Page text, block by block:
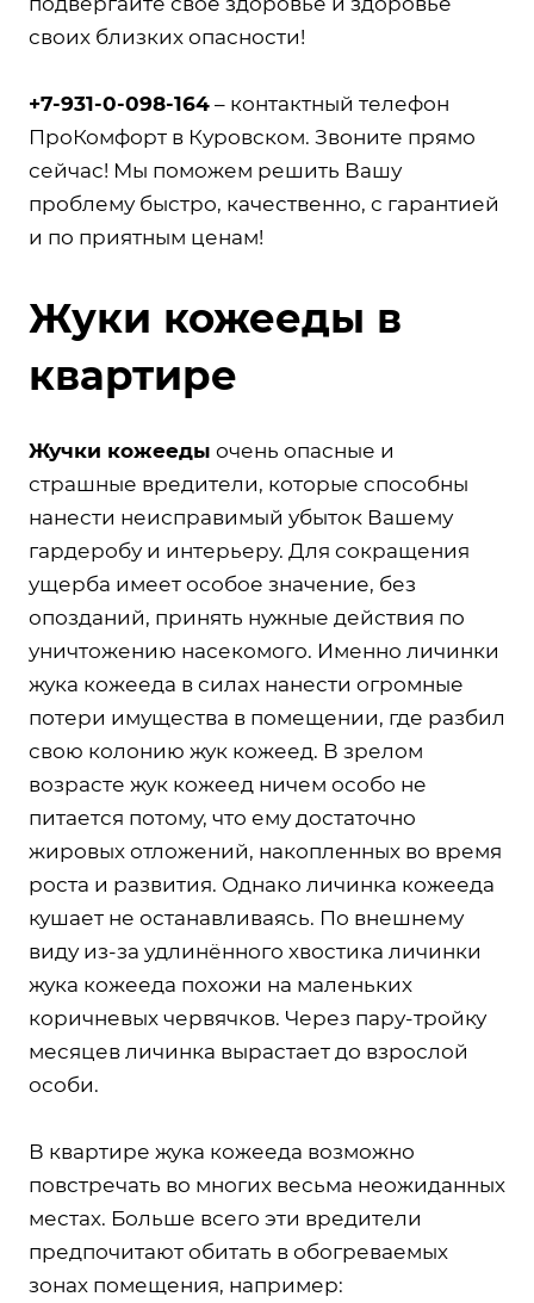
своих близких опасности!
+7-931-0-098-164 – контактный телефон
ПроКомфорт в Куровском. Звоните прямо
сейчас! Мы поможем решить Вашу
проблему быстро, качественно, с гарантией
и по приятным ценам!
Жуки кожееды в
квартире
Жучки кожееды очень опасные и
страшные вредители, которые способны
нанести неисправимый убыток Вашему
гардеробу и интерьеру. Для сокращения
ущерба имеет особое значение, без
опозданий, принять нужные действия по
уничтожению насекомого. Именно личинки
жука кожееда в силах нанести огромные
потери имущества в помещении, где разбил
свою колонию жук кожеед. В зрелом
возрасте жук кожеед ничем особо не
питается потому, что ему достаточно
жировых отложений, накопленных во время
роста и развития. Однако личинка кожееда
кушает не останавливаясь. По внешнему
виду из-за удлинённого хвостика личинки
жука кожееда похожи на маленьких
коричневых червячков. Через пару-тройку
месяцев личинка вырастает до взрослой
особи.
В квартире жука кожееда возможно
повстречать во многих весьма неожиданных
местах. Больше всего эти вредители
предпочитают обитать в обогреваемых
зонах помещения, например: